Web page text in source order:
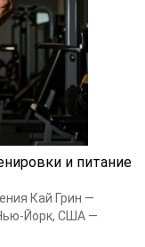
и питание
Кай Грин —
Йорк, США —